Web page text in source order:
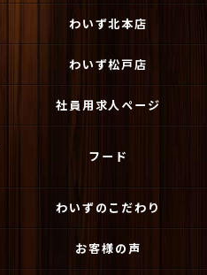
わいず北本店
わいず松戸店
社員用求人ページ
フード
わいずのこだわり
お客様の声